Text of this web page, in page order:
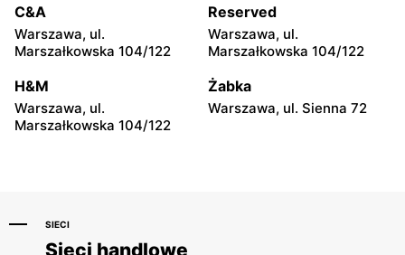
Stalowa Wola, ul. Gen.
Leopolda Okulickiego 142a
Połaniec, ul. Tadeusza
Kościuszki 43/5
Al.Capone
Częstochowa, ul. pl.
Ignacego Daszyńskiego 4
Al.Capone
Częstochowa, ul. Św.
Rocha 98
Al.Capone
C&A
Warszawa, ul.
Marszałkowska 104/122
Reserved
Warszawa, ul.
Marszałkowska 104/122
H&M
Warszawa, ul.
Marszałkowska 104/122
Żabka
Warszawa, ul. Sienna 72
SIECI
Sieci handlowe